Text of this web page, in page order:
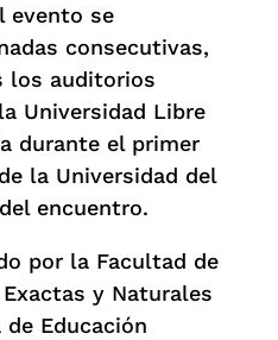
evento se
consecutivas,
los auditorios
Universidad Libre
durante el primer
la Universidad del
encuentro.
por la Facultad de
y Naturales
Educación